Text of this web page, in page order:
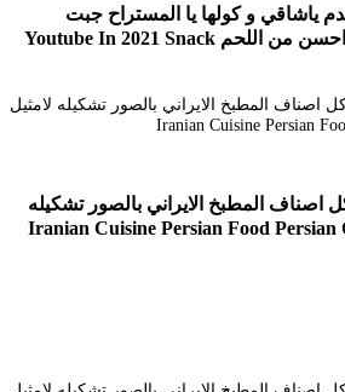
و كولها يا المستراح جبت
الحاجة الي تمنيتها تبيخة احسن من اللحم Youtube In 2021 Snack
اصناف المطبخ الايراني بالصور تشكيله